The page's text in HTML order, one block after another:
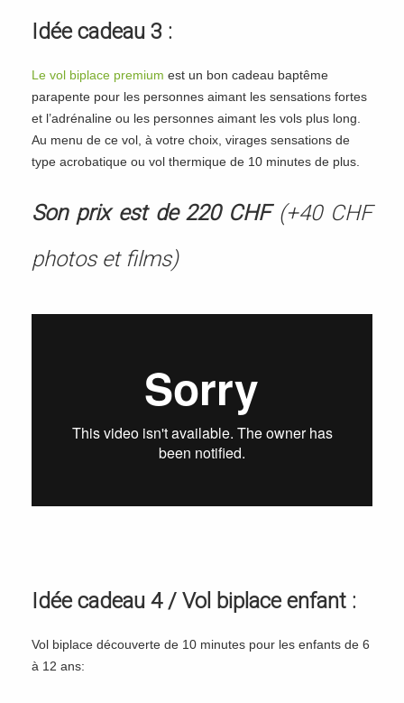
Idée cadeau 3 :
Le vol biplace premium est un bon cadeau baptême
parapente pour les personnes aimant les sensations fortes
et l’adrénaline ou les personnes aimant les vols plus long.
Au menu de ce vol, à votre choix, virages sensations de
type acrobatique ou vol thermique de 10 minutes de plus.
Son prix est de 220 CHF(+40 CHF
photos et films)
Idée cadeau 4 / Vol biplace enfant :
Vol biplace découverte de 10 minutes pour les enfants de 6
à 12 ans: